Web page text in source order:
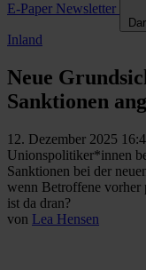
E-Paper Newsletter
Inland
Neue
Sanktionen
12. Dezember 2025
Unionspolitiker*innen
Sanktionen bei der
wenn Betroffene vorher
ist da dran?
von Lea Hensen